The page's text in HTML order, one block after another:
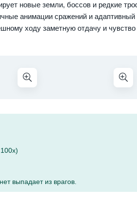
новые земли, боссов и редкие
анимации сражений и адаптивный
ходу заметную отдачу и
выпадает из врагов.